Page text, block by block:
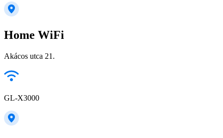
Home WiFi
Akácos utca 21.
GL-X3000